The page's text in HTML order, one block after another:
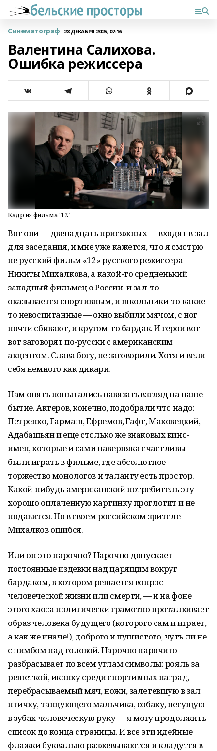
Синематограф 28 ДЕКАБРЯ 2025, 07:16
Валентина Салихова.
Ошибка режиссера
Кадр из фильма "12"
Вот они — двенадцать присяжных — входят в зал
для заседания, и мне уже кажется, что я смотрю
не русский фильм «12» русского режиссера
Никиты Михалкова, а какой-то средненький
западный фильмец о России: и зал-то
оказывается спортивным, и школьники-то какие-
то невоспитанные — окно выбили мячом, с ног
почти сбивают, и кругом-то бардак. И герои вот-
вот заговорят по-русски с американским
акцентом. Слава богу, не заговорили. Хотя и вели
себя немного как дикари.
Нам опять попытались навязать взгляд на наше
бытие. Актеров, конечно, подобрали что надо:
Петренко, Гармаш, Ефремов, Гафт, Маковецкий,
Адабашьян и еще столько же знаковых кино-
имен, которые и сами наверняка счастливы
были играть в фильме, где абсолютное
торжество монологов и таланту есть простор.
Какой-нибудь американский потребитель эту
хорошо оплаченную картинку проглотит и не
подавится. Но в своем российском зрителе
Михалков ошибся.
Или он это нарочно? Нарочно допускает
постоянные издевки над царящим вокруг
бардаком, в котором решается вопрос
человеческой жизни или смерти, — и на фоне
этого хаоса политически грамотно проталкивает
образ человека будущего (которого сам и играет,
а как же иначе!), доброго и пушистого, чуть ли не
с нимбом над головой. Нарочно нарочито
разбрасывает по всем углам символы: рояль за
решеткой, иконку среди спортивных наград,
перебрасываемый мяч, ножи, залетевшую в зал
птичку, танцующего мальчика, собаку, несущую
в зубах человеческую руку — я могу продолжить
список до конца страницы. И все эти идейные
флажки буквально разжевываются и кладутся в